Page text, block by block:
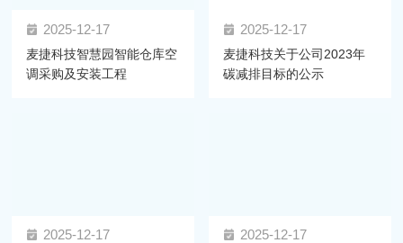
2025-12-17
麦捷科技智慧园智能仓库空
调采购及安装工程
2025-12-17
麦捷科技关于公司2023年
碳减排目标的公示
2025-12-17
2025-12-17